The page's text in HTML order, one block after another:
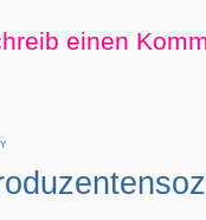
einen